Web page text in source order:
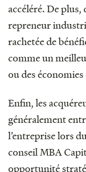
accéléré. De
repreneur
rachetée de
comme un
ou des économies
Enfin, les
généralement
l’entreprise lors
conseil MBA
opportunité